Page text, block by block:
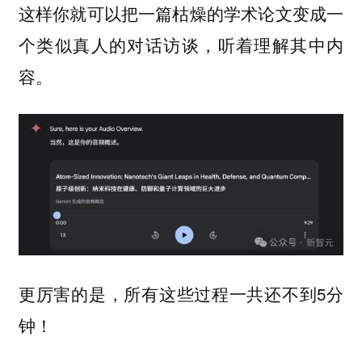
这样你就可以把一篇枯燥的学术论文变成一
个类似真人的对话访谈，听着理解其中内
容。
更厉害的是，所有这些过程一共还不到5分
钟！